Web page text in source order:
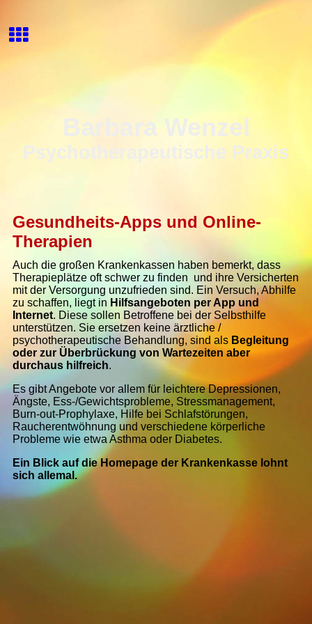
Barbara Wenzel
Psychotherapeutische Praxis
Gesundheits-Apps und Online-
Therapien
Auch die großen Krankenkassen haben bemerkt, dass
Therapieplätze oft schwer zu finden und ihre Versicherten
mit der Versorgung unzufrieden sind. Ein Versuch, Abhilfe
zu schaffen, liegt in Hilfsangeboten per App und
Internet. Diese sollen Betroffene bei der Selbsthilfe
unterstützen. Sie ersetzen keine ärztliche /
psychotherapeutische Behandlung, sind als Begleitung
oder zur Überbrückung von Wartezeiten aber
durchaus hilfreich.
Es gibt Angebote vor allem für leichtere Depressionen,
Ängste, Ess-/Gewichtsprobleme, Stressmanagement,
Burn-out-Prophylaxe, Hilfe bei Schlafstörungen,
Raucherentwöhnung und verschiedene körperliche
Probleme wie etwa Asthma oder Diabetes.
Ein Blick auf die Homepage der Krankenkasse lohnt
sich allemal.